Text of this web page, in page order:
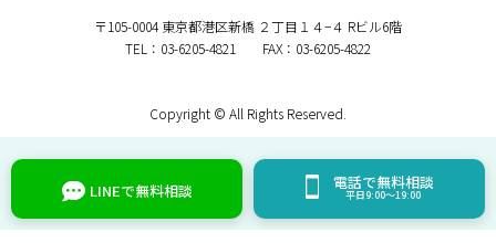
LINEで無料相談 電話で無料相談
平日9:00～19:00
〒105-0004 東京都港区新橋 ２丁目１４−４ Rビル6階
TEL：03-6205-4821 FAX：03-6205-4822
Copyright © All Rights Reserved.